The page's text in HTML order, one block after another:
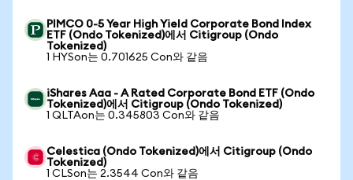
PIMCO 0-5 Year High Yield Corporate Bond Index
ETF (Ondo Tokenized)에서 Citigroup (Ondo
Tokenized)
1 HYSon는 0.701625 Con와 같음
iShares Aaa - A Rated Corporate Bond ETF (Ondo
Tokenized)에서 Citigroup (Ondo Tokenized)
1 QLTAon는 0.345803 Con와 같음
Celestica (Ondo Tokenized)에서 Citigroup (Ondo
Tokenized)
1 CLSon는 2.3544 Con와 같음